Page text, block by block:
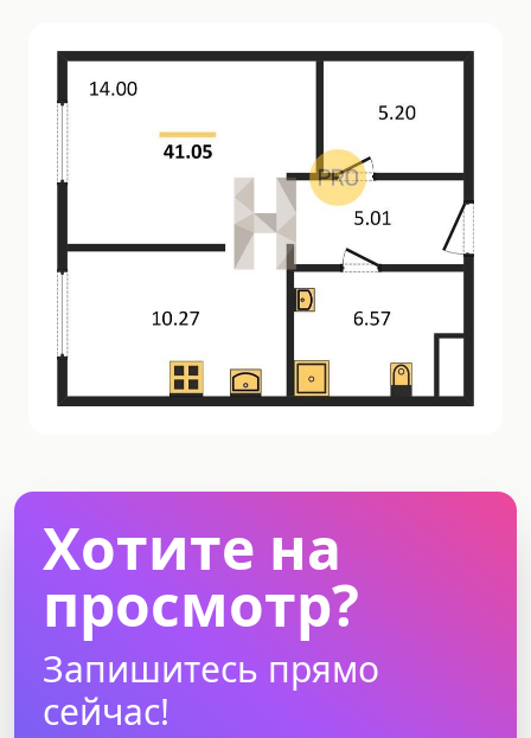
Хотите на
просмотр?
Запишитесь прямо
сейчас!